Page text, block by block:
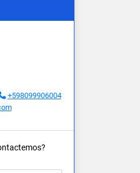
+598099906004